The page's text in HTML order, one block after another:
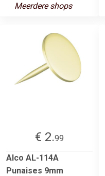
Meerdere shops
€ 2.99
Alco AL-114A
Punaises 9mm